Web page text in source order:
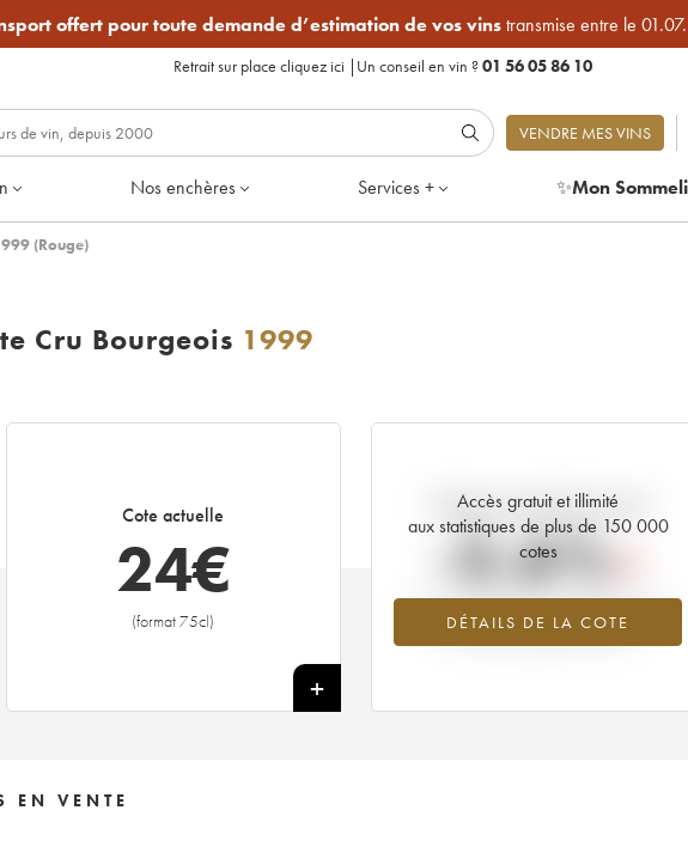
offert pour toute demande d’estimation de vos vinstransmise entre le
Retrait sur place cliquez ici | Un conseil en vin ?01 56 05 86 10
VENDRE MES VINS
Nos enchères Services + ✨Mon
(Rouge)
Cru Bourgeois 1999
Cote actuelle
24€
(format 75cl)
+
Accès gratuit et illimité
aux statistiques de plus de 150 000
cotes
DÉTAILS DE LA COTE
Tendance actuelle de la cote
-3.6%
Tendance à la baisse du millésime 1999
en 2026 par rapport à 2025
EN VENTE